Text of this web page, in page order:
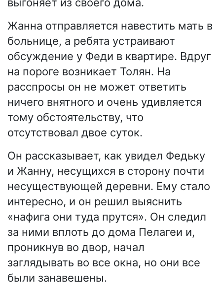
выгоняет из своего дома.
Жанна отправляется навестить мать в
больнице, а ребята устраивают
обсуждение у Феди в квартире. Вдруг
на пороге возникает Толян. На
расспросы он не может ответить
ничего внятного и очень удивляется
тому обстоятельству, что
отсутствовал двое суток.
Он рассказывает, как увидел Федьку
и Жанну, несущихся в сторону почти
несуществующей деревни. Ему стало
интересно, и он решил выяснить
«нафига они туда прутся». Он следил
за ними вплоть до дома Пелагеи и,
проникнув во двор, начал
заглядывать во все окна, но они все
были занавешены.